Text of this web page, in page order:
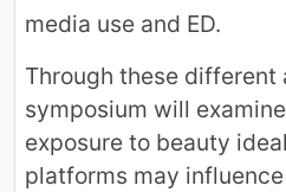
media use and ED.
Through these different
symposium will
exposure to beauty
platforms may